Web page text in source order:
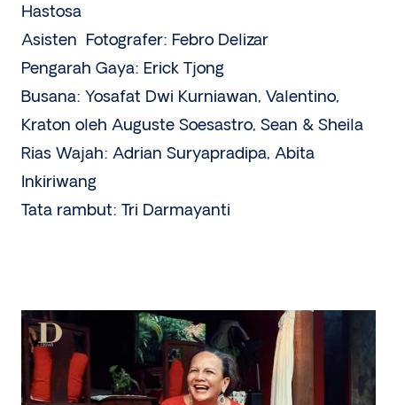
Hastosa
Asisten Fotografer: Febro Delizar
Pengarah Gaya: Erick Tjong
Busana: Yosafat Dwi Kurniawan, Valentino,
Kraton oleh Auguste Soesastro, Sean & Sheila
Rias Wajah: Adrian Suryapradipa, Abita
Inkiriwang
Tata rambut: Tri Darmayanti